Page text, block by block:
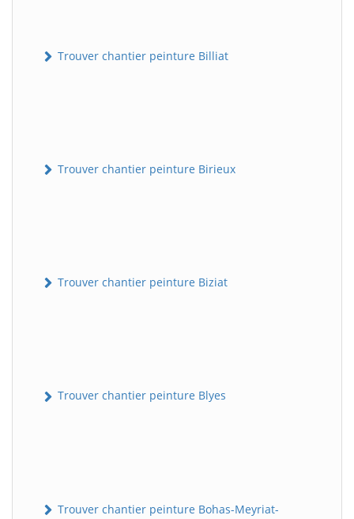
Trouver chantier peinture Billiat
Trouver chantier peinture Birieux
Trouver chantier peinture Biziat
Trouver chantier peinture Blyes
Trouver chantier peinture Bohas-Meyriat-